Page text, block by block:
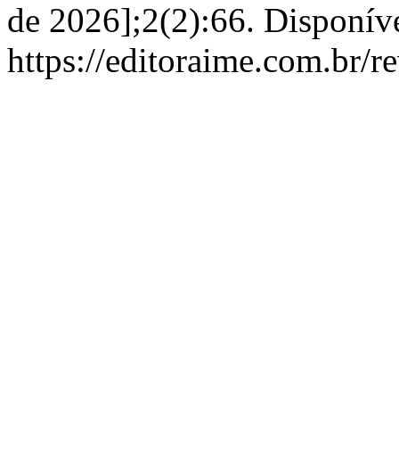
de 2026];2(2):66.
https://editoraime.com.br/